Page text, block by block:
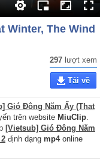
Winter, The Wind
297 lượt xem
Tải về
Gió Đông Năm Ấy (That
trên website MiuClip.
[Vietsub] Gió Đông Năm
định dạng mp4online